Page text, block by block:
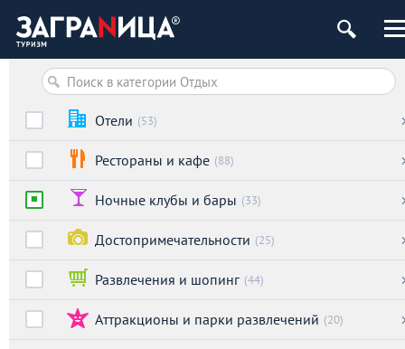
Отели (53)
Рестораны и кафе (88)
Ночные клубы и бары (33)
Достопримечательности (25)
Развлечения и шопинг (44)
Аттракционы и парки развлечений (20)